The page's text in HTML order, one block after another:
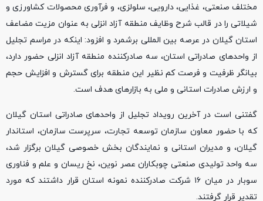
مختلف صنعتی، غذایی، دارویی، سلولزی، و فرآوری محصولات کشاورزی و
شیلاتی را در قالب شرح وظایف منطقه آزاد انزلی به عنوان مزیت مضاعف
استان گیلان در عرصه بین المللی برشمرد و افزود: اینکه در مراسم تجلیل
از واحدهای صادراتی استان، سه صادرکننده منطقه آزاد انزلی حضور دارد،
بیانگر ظرفیت و فرصت کم نظیر این منطقه برای گسترش و افزایش حجم
و ارزش صادرات استانی و ملی به بازارهای هدف است.
گفتنی است در آخرین رویداد تجلیل از واحدهای صادراتی استان گیلان
که با حضور معاون سازمان توسعه تجارت، سرپرست سازمان، استاندار
گیلان، و مدیران استانی و نمایندگان بخش خصوصی گیلان برگزار شد،
سه واحد تولیدی صنعتی چوبکاران عصر نوین، نخ ریسان و علم و فناوری
سوبار در میان ۱۶ شرکت صادرکننده نمونه استان قرار داشتند که مورد
تقدیر قرار گرفتند.